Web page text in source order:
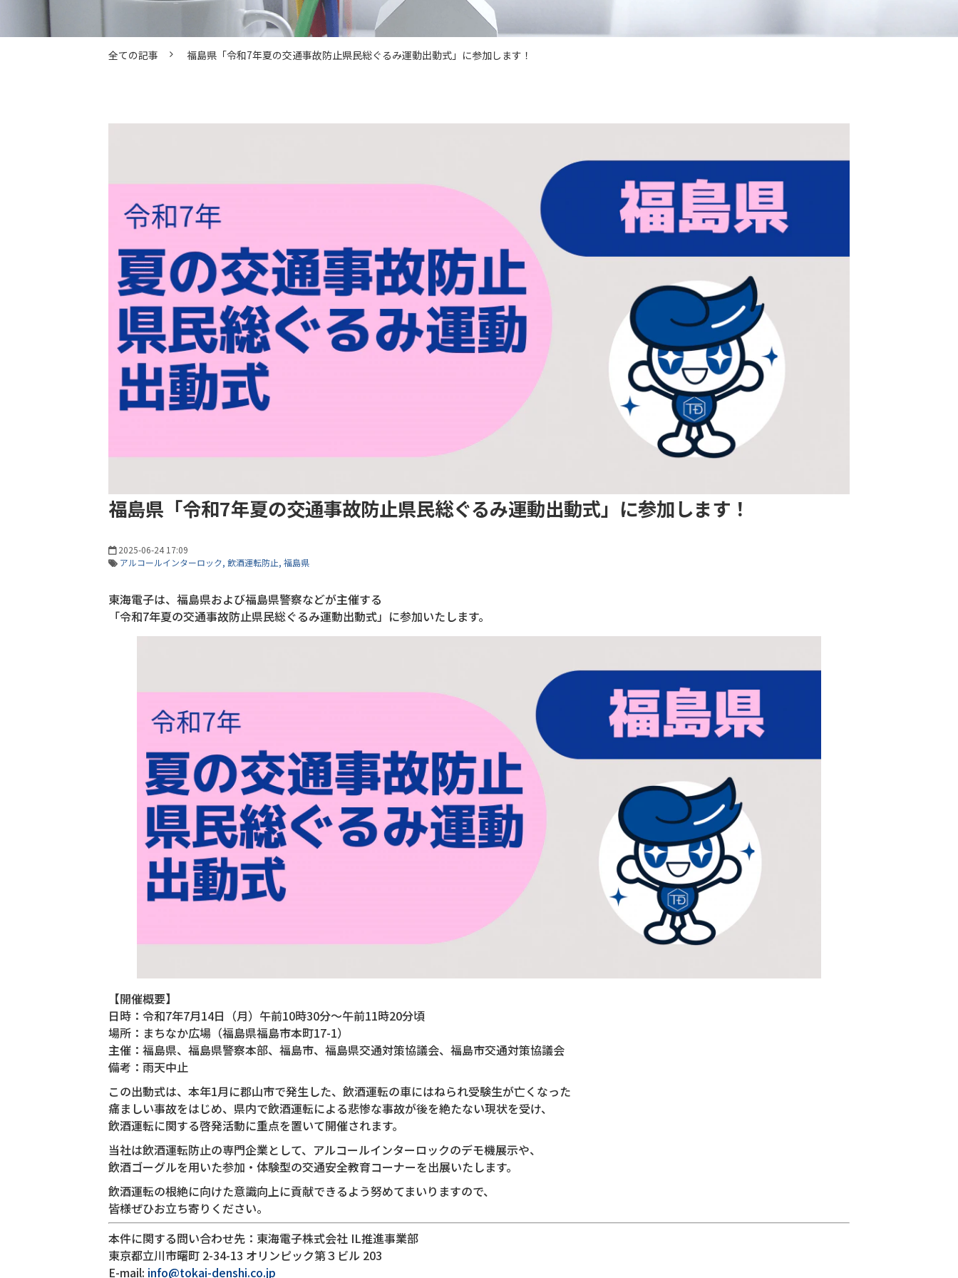
全ての記事 福島県「令和7年夏の交通事故防止県民総ぐるみ運動出動式」に参加します！
福島県「令和7年夏の交通事故防止県民総ぐるみ運動出動式」に参加します！
2025-06-24 17:09
アルコールインターロック 飲酒運転防止 福島県
東海電子は、福島県および福島県警察などが主催する
「令和7年夏の交通事故防止県民総ぐるみ運動出動式」に参加いたします。
【開催概要】
日時：令和7年7月14日（月）午前10時30分～午前11時20分頃
場所：まちなか広場（福島県福島市本町17-1）
主催：福島県、福島県警察本部、福島市、福島県交通対策協議会、福島市交通対策協議会
備考：雨天中止
この出動式は、本年1月に郡山市で発生した、飲酒運転の車にはねられ受験生が亡くなった
痛ましい事故をはじめ、県内で飲酒運転による悲惨な事故が後を絶たない現状を受け、
飲酒運転に関する啓発活動に重点を置いて開催されます。
当社は飲酒運転防止の専門企業として、アルコールインターロックのデモ機展示や、
飲酒ゴーグルを用いた参加・体験型の交通安全教育コーナーを出展いたします。
飲酒運転の根絶に向けた意識向上に貢献できるよう努めてまいりますので、
皆様ぜひお立ち寄りください。
本件に関する問い合わせ先：東海電子株式会社 IL推進事業部
東京都立川市曙町 2-34-13 オリンピック第３ビル 203
E-mail: info@tokai-denshi.co.jp